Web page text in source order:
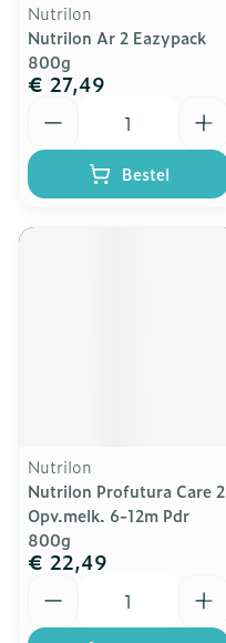
Nutrilon
Nutrilon Ar 2 Eazypack
800g
€ 27,49
Bestel
Nutrilon
Nutrilon Profutura Care 2
Opv.melk. 6-12m Pdr
800g
€ 22,49